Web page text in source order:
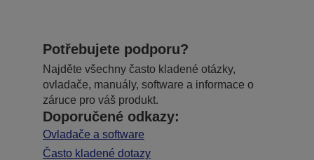
Potřebujete podporu?
Najděte všechny často kladené otázky,
ovladače, manuály, software a informace o
záruce pro váš produkt.
Doporučené odkazy:
Ovladače a software
Často kladené dotazy